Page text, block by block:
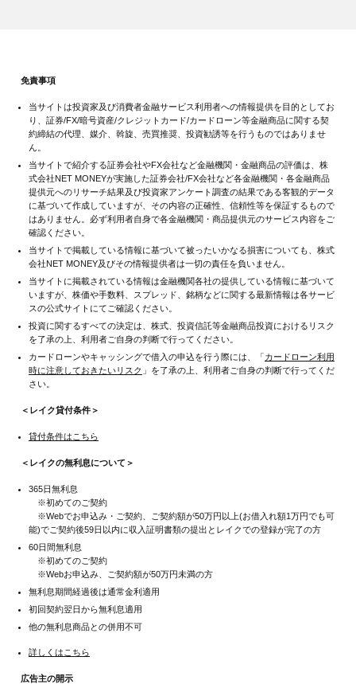
免責事項
当サイトは投資家及び消費者金融サービス利用者への情報提供を目的としてお
り、証券/FX/暗号資産/クレジットカード/カードローン等金融商品に関する契
約締結の代理、媒介、斡旋、売買推奨、投資勧誘等を行うものではありませ
ん。
当サイトで紹介する証券会社やFX会社など金融機関・金融商品の評価は、株
式会社NET MONEYが実施した証券会社/FX会社など各金融機関・各金融商品
提供元へのリサーチ結果及び投資家アンケート調査の結果である客観的データ
に基づいて作成していますが、その内容の正確性、信頼性等を保証するもので
はありません。必ず利用者自身で各金融機関・商品提供元のサービス内容をご
確認ください。
当サイトで掲載している情報に基づいて被ったいかなる損害についても、株式
会社NET MONEY及びその情報提供者は一切の責任を負いません。
当サイトに掲載されている情報は金融機関各社の提供している情報に基づいて
いますが、株価や手数料、スプレッド、銘柄などに関する最新情報は各サービ
スの公式サイトにてご確認ください。
投資に関するすべての決定は、株式、投資信託等金融商品投資におけるリスク
を了承の上、利用者ご自身の判断で行ってください。
カードローンやキャッシングで借入の申込を行う際には、「 カードローン利用
時に注意しておきたいリスク 」を了承の上、利用者ご自身の判断で行ってくだ
さい。
＜レイク貸付条件＞
貸付条件はこちら
＜レイクの無利息について＞
365日無利息
※初めてのご契約
※Webでお申込み・ご契約、ご契約額が50万円以上(お借入れ額1万円でも可
能)でご契約後59日以内に収入証明書類の提出とレイクでの登録が完了の方
60日間無利息
※初めてのご契約
※Webお申込み、ご契約額が50万円未満の方
無利息期間経過後は通常金利適用
初回契約翌日から無利息適用
他の無利息商品との併用不可
詳しくはこちら
広告主の開示